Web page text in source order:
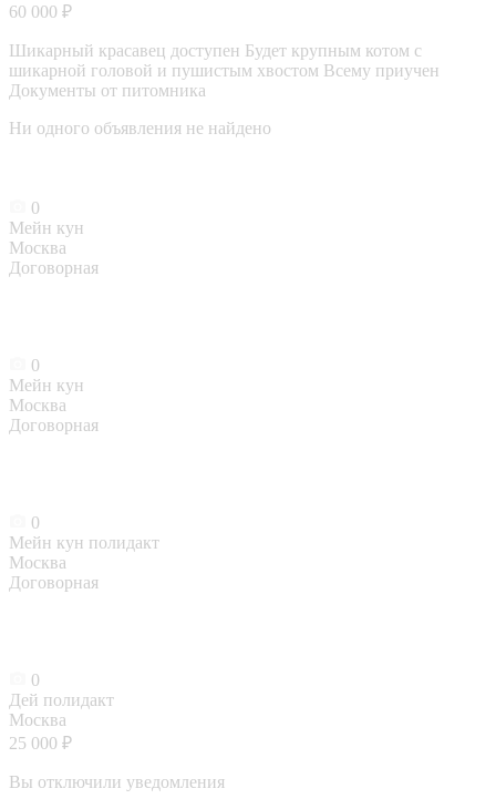
60 000 ₽
Шикарный красавец доступен Будет крупным котом с
шикарной головой и пушистым хвостом Всему приучен
Документы от питомника
Ни одного объявления не найдено
0
Мейн кун
Москва
Договорная
0
Мейн кун
Москва
Договорная
0
Мейн кун полидакт
Москва
Договорная
0
Дей полидакт
Москва
25 000 ₽
Вы отключили уведомления